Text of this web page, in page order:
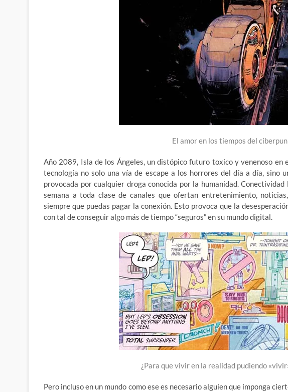
El amor en los tiempos del
Año 2089, Isla de los Ángeles, un distópico futuro toxico y venenoso en
tecnología no solo una vía de escape a los horrores del día a día, sino
provocada por cualquier droga conocida por la humanidad.
semana a toda clase de canales que ofertan entretenimiento,
siempre que puedas pagar la conexión. Esto provoca que la
con tal de conseguir algo más de tiempo “seguros” en su mundo digital.
¿Para que vivir en la realidad pudiendo
Pero incluso en un mundo como ese es necesario alguien que imponga